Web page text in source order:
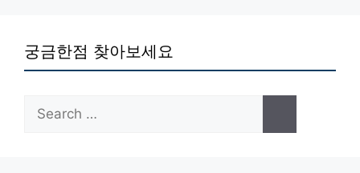
궁금한점 찾아보세요
for: